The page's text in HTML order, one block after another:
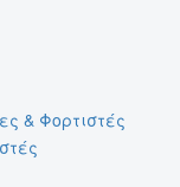
& Φορτιστές